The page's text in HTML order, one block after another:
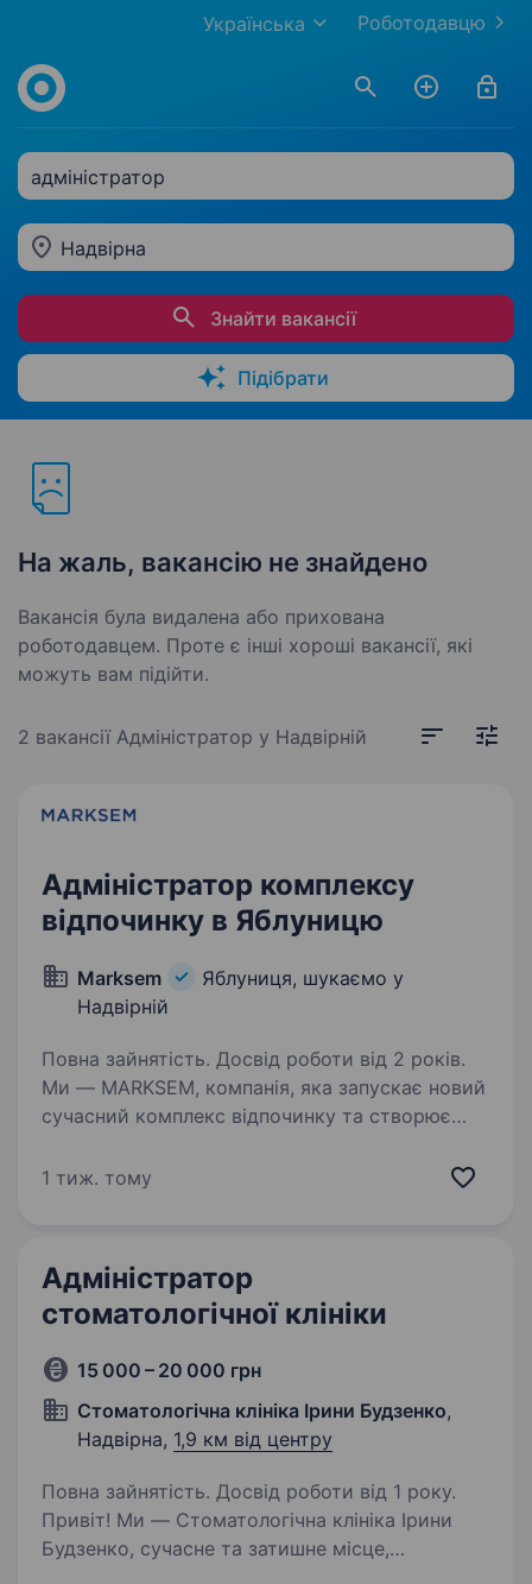
Роботодавцю
Українська
адміністратор
Надвірна
Знайти вакансії
Підібрати
На жаль, вакансію не знайдено
Вакансія була видалена або прихована
роботодавцем. Проте є інші хороші вакансії, які
можуть вам підійти.
2 вакансії Адміністратор у Надвірній
Адміністратор комплексу
відпочинку в Яблуницю
Marksem
Яблуниця, шукаємо у
Надвірній
Повна зайнятість. Досвід роботи від 2 років.
Ми — MARKSEM, компанія, яка запускає новий
сучасний комплекс відпочинку та створює
і знову. Ми шукаємо адміністратора, який
1 тиж. тому
Адміністратор
стоматологічної клініки
15 000 – 20 000 грн
Стоматологічна клініка Ірини Будзенко,
Надвірна, 1,9 км від центру
Повна зайнятість. Досвід роботи від 1 року.
Привіт! Ми — Стоматологічна клініка Ірини
Будзенко, сучасне та затишне місце,